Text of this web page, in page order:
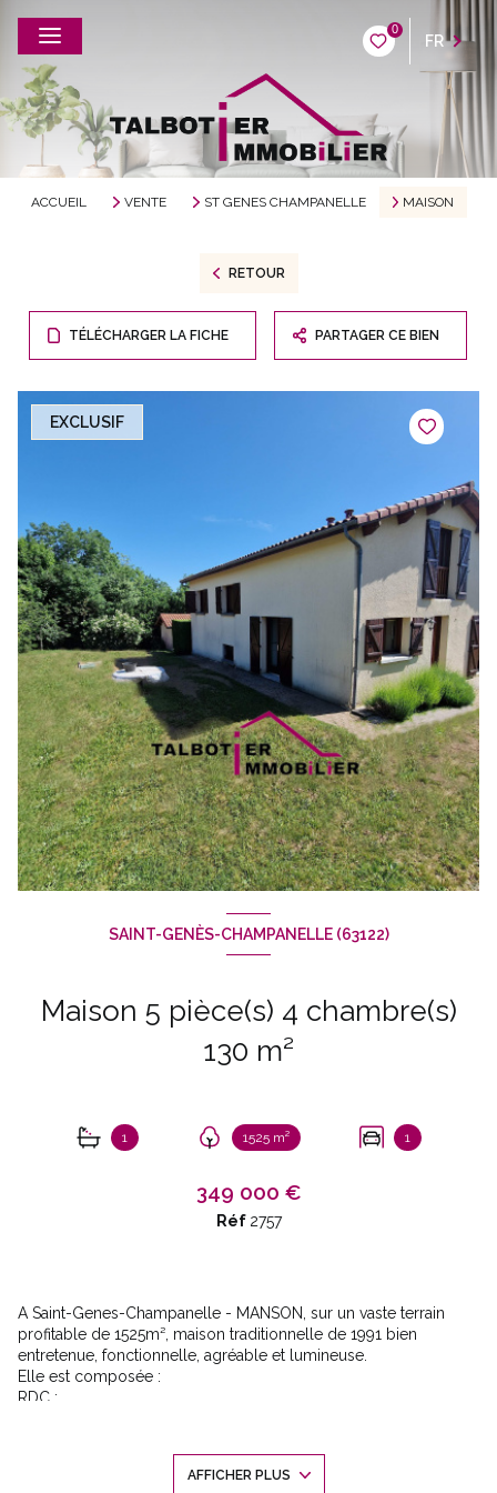
0
FR
ACCUEIL VENTE ST GENES CHAMPANELLE MAISON
RETOUR
TÉLÉCHARGER LA FICHE PARTAGER CE BIEN
EXCLUSIF
SAINT-GENÈS-CHAMPANELLE (63122)
Maison 5 pièce(s) 4 chambre(s)
130 m²
1 1525 m² 1
349 000 €
Réf 2757
A Saint-Genes-Champanelle - MANSON, sur un vaste terrain
profitable de 1525m², maison traditionnelle de 1991 bien
entretenue, fonctionnelle, agréable et lumineuse.
Elle est composée :
RDC :
- le salon chaleureux de 37m² dispose d'un poêle à bois et
accède de plain pied au jardin,
AFFICHER PLUS